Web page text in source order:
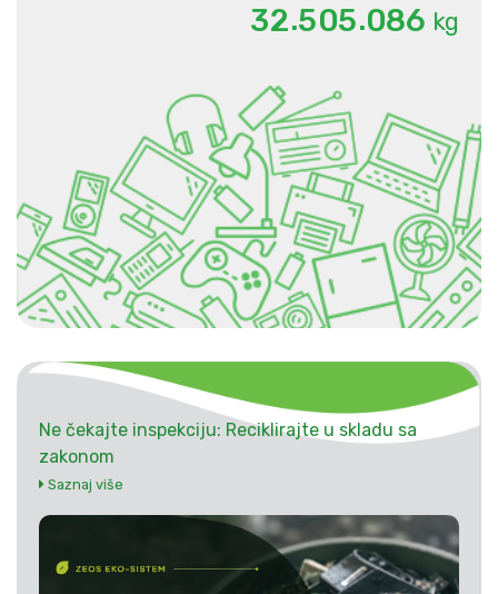
32.505.086 kg
Ne čekajte inspekciju: Reciklirajte u skladu sa
zakonom
Saznaj više